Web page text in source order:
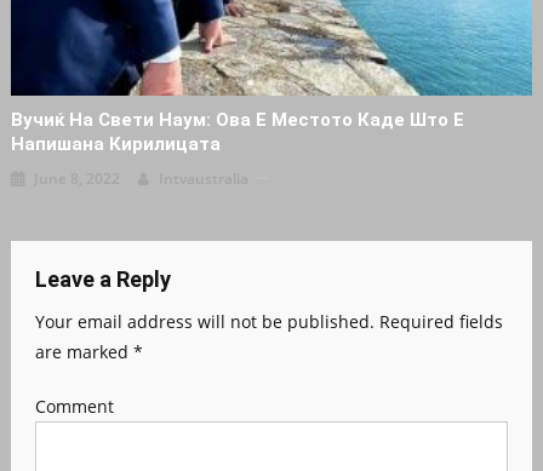
Вучиќ На Свети Наум: Ова Е Местото Каде Што Е
Напишана Кирилицата
Leave a Reply
Your email address will not be published. Required fields
are marked *
Comment